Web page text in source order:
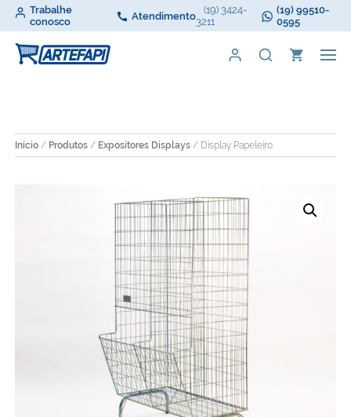
Trabalhe
conosco
Atendimento
(19) 3424-
3211
(19) 99510-
0595
Início/ Produtos/ Expositores Displays/ Display Papeleiro